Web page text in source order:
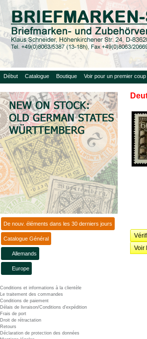
Début Catalogue Boutique Voir pour un premier coup
De nouv. éléments dans les 30 derniers jours
Catalogue Général
Allemands
Europe
Conditions et informations à la clientèle
Le traitement des commandes
Conditions de paiement
Délais de livraison/Conditions d'expédition
Frais de port
Droit de rétractation
Retours
Déclaration de protection des données
Voir